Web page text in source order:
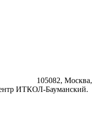
105082, Москва,
ИТКОЛ-Бауманский.